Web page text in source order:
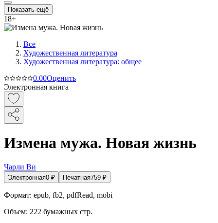
Показать ещё
18+
Все
Художественная литература
Художественная литература: общее
0.00Оценить
Электронная книга
Измена мужа. Новая жизнь
Чарли Ви
Электронная0 ₽ Печатная759 ₽
Формат: epub, fb2, pdfRead, mobi
Объем: 222 бумажных стр.